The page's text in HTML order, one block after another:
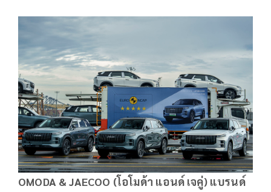
OMODA & JAECOO (โอโมด้า แอนด์ เจคู่) แบรนด์